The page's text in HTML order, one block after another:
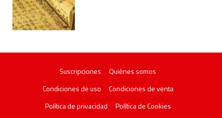
Suscripciones
Quiénes somos
Condiciones de uso
Condiciones de venta
Política de privacidad
Política de Cookies